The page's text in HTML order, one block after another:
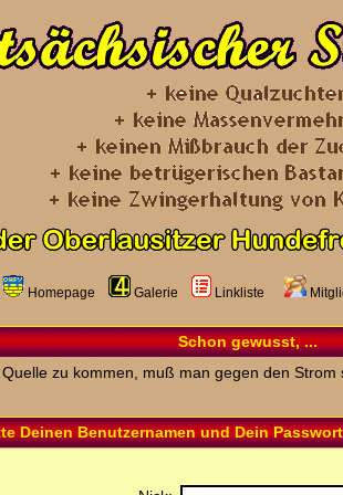
Homepage Galerie Linkliste
Schon gewusst, ...
zu kommen, muß man gegen den Strom
Deinen Benutzernamen und Dein